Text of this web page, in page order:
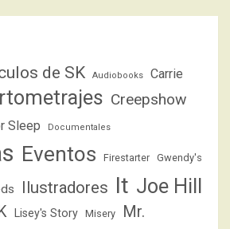
de SK Audiobooks Carrie
Creepshow
Sleep Documentales
Eventos Firestarter Gwendy's
Ilustradores It Joe Hill
Lisey's Story Misery Mr.